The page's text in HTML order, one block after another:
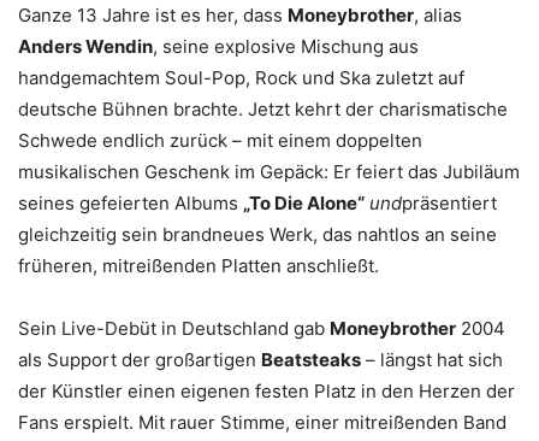
Ganze 13 Jahre ist es her, dass Moneybrother, alias
Anders Wendin, seine explosive Mischung aus
handgemachtem Soul-Pop, Rock und Ska zuletzt auf
deutsche Bühnen brachte. Jetzt kehrt der charismatische
Schwede endlich zurück – mit einem doppelten
musikalischen Geschenk im Gepäck: Er feiert das Jubiläum
seines gefeierten Albums „To Die Alone“ undpräsentiert
gleichzeitig sein brandneues Werk, das nahtlos an seine
früheren, mitreißenden Platten anschließt.
Sein Live-Debüt in Deutschland gab Moneybrother 2004
als Support der großartigen Beatsteaks – längst hat sich
der Künstler einen eigenen festen Platz in den Herzen der
Fans erspielt. Mit rauer Stimme, einer mitreißenden Band